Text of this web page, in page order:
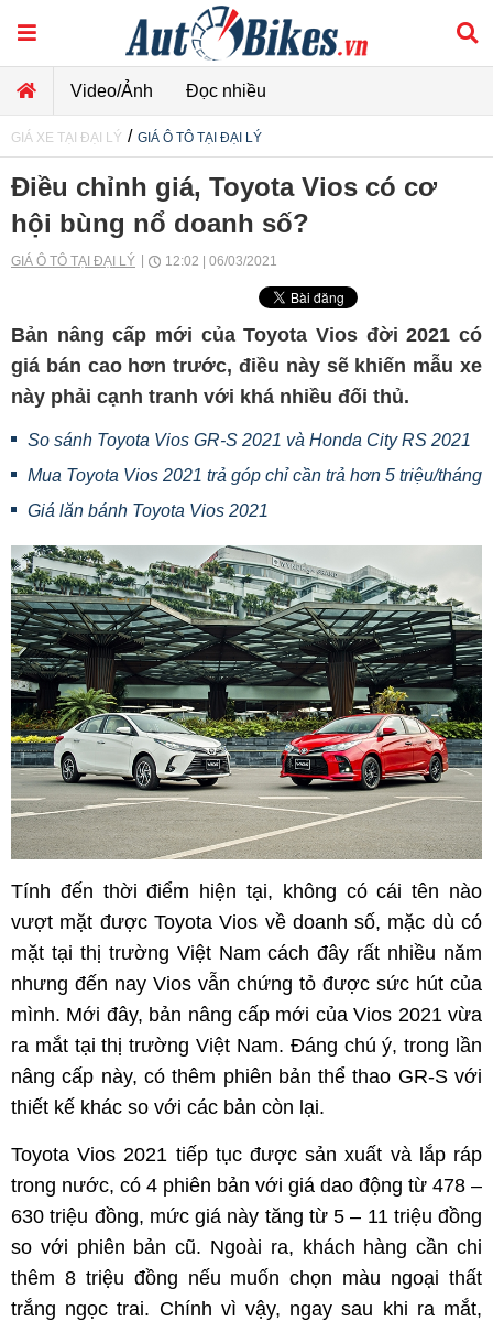
Video/Ảnh Đọc nhiều
GIÁ XE TẠI ĐẠI LÝ / GIÁ Ô TÔ TẠI ĐẠI LÝ
Điều chỉnh giá, Toyota Vios có cơ
hội bùng nổ doanh số?
GIÁ Ô TÔ TẠI ĐẠI LÝ 12:02 | 06/03/2021
Bản nâng cấp mới của Toyota Vios đời 2021 có
giá bán cao hơn trước, điều này sẽ khiến mẫu xe
này phải cạnh tranh với khá nhiều đối thủ.
So sánh Toyota Vios GR-S 2021 và Honda City RS 2021
Mua Toyota Vios 2021 trả góp chỉ cần trả hơn 5 triệu/tháng
Giá lăn bánh Toyota Vios 2021
Tính đến thời điểm hiện tại, không có cái tên nào
vượt mặt được Toyota Vios về doanh số, mặc dù có
mặt tại thị trường Việt Nam cách đây rất nhiều năm
nhưng đến nay Vios vẫn chứng tỏ được sức hút của
mình. Mới đây, bản nâng cấp mới của Vios 2021 vừa
ra mắt tại thị trường Việt Nam. Đáng chú ý, trong lần
nâng cấp này, có thêm phiên bản thể thao GR-S với
thiết kế khác so với các bản còn lại.
Toyota Vios 2021 tiếp tục được sản xuất và lắp ráp
trong nước, có 4 phiên bản với giá dao động từ 478 –
630 triệu đồng, mức giá này tăng từ 5 – 11 triệu đồng
so với phiên bản cũ. Ngoài ra, khách hàng cần chi
thêm 8 triệu đồng nếu muốn chọn màu ngoại thất
trắng ngọc trai. Chính vì vậy, ngay sau khi ra mắt,